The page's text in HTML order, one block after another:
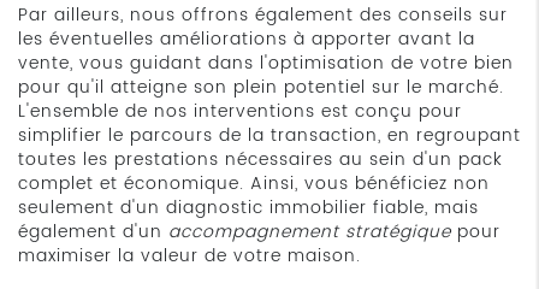
Par ailleurs, nous offrons également des conseils sur
les éventuelles améliorations à apporter avant la
vente, vous guidant dans l'optimisation de votre bien
pour qu'il atteigne son plein potentiel sur le marché.
L'ensemble de nos interventions est conçu pour
simplifier le parcours de la transaction, en regroupant
toutes les prestations nécessaires au sein d'un pack
complet et économique. Ainsi, vous bénéficiez non
seulement d'un diagnostic immobilier fiable, mais
également d'un accompagnement stratégique pour
maximiser la valeur de votre maison.